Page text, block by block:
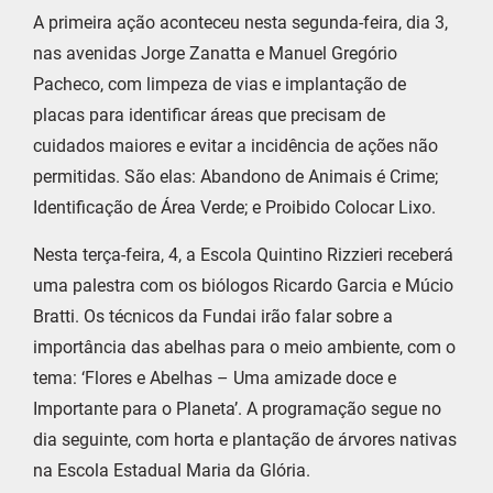
A primeira ação aconteceu nesta segunda-feira, dia 3,
nas avenidas Jorge Zanatta e Manuel Gregório
Pacheco, com limpeza de vias e implantação de
placas para identificar áreas que precisam de
cuidados maiores e evitar a incidência de ações não
permitidas. São elas: Abandono de Animais é Crime;
Identificação de Área Verde; e Proibido Colocar Lixo.
Nesta terça-feira, 4, a Escola Quintino Rizzieri receberá
uma palestra com os biólogos Ricardo Garcia e Múcio
Bratti. Os técnicos da Fundai irão falar sobre a
importância das abelhas para o meio ambiente, com o
tema: ‘Flores e Abelhas – Uma amizade doce e
Importante para o Planeta’. A programação segue no
dia seguinte, com horta e plantação de árvores nativas
na Escola Estadual Maria da Glória.